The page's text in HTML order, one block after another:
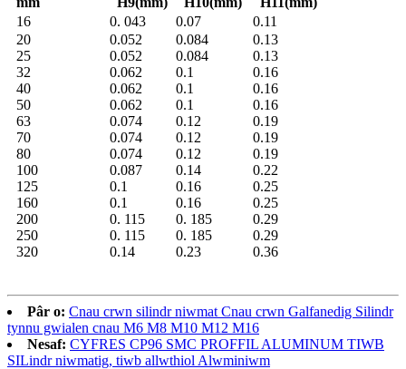
16
0. 043 0.07
0.11
20
0.052 0.084
0.13
25
0.052 0.084
0.13
32
0.062 0.1
0.16
40
0.062 0.1
0.16
50
0.062 0.1
0.16
63
0.074 0.12
0.19
70
0.074 0.12
0.19
80
0.074 0.12
0.19
100
0.087 0.14
0.22
125
0.1 0.16
0.25
160
0.1 0.16
0.25
200
0. 115 0. 185
0.29
250
0. 115 0. 185
0.29
320
0.14 0.23 0.36
Pâr o: Cnau crwn silindr niwmat Cnau crwn Galfanedig Silindr
tynnu gwialen cnau M6 M8 M10 M12 M16
Nesaf: CYFRES CP96 SMC PROFFIL ALUMINUM TIWB
SILindr niwmatig, tiwb allwthiol Alwminiwm